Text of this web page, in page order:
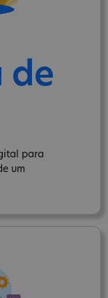
de
para
um